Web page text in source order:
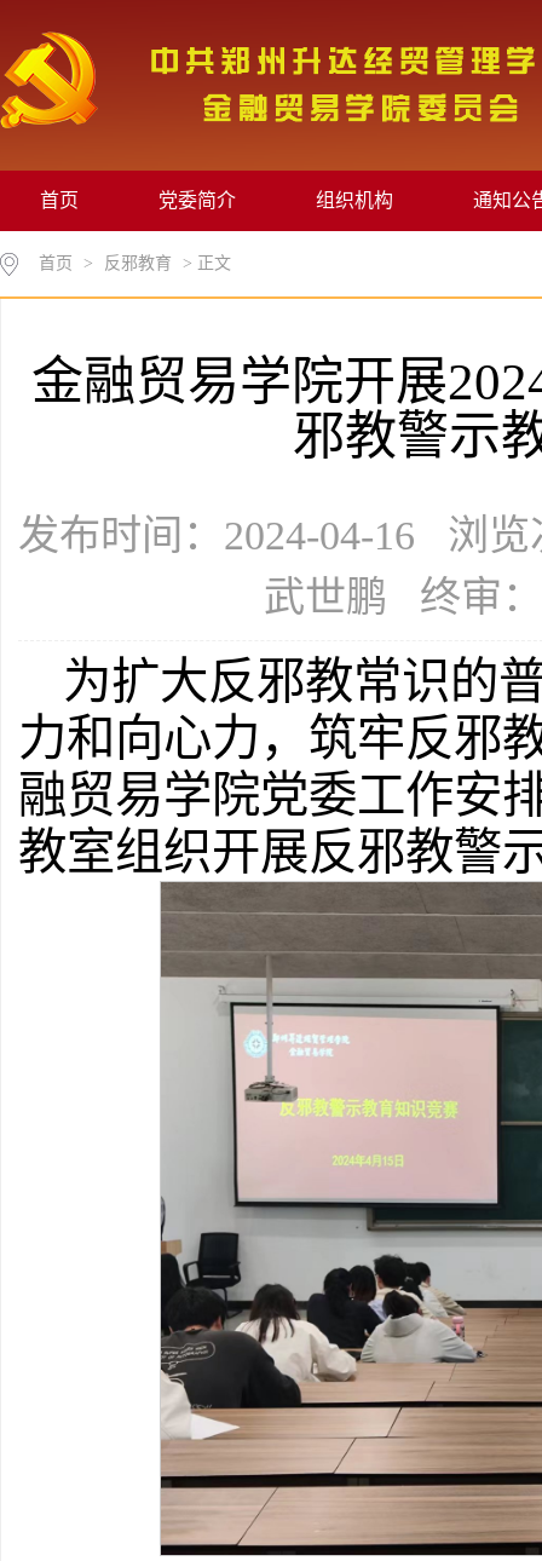
首页 党委简介 组织机构 通知公
首页 > 反邪教育 > 正文
金融贸易学院开展
邪教警示
发布时间：2024-04-16 浏览
武世鹏 终审
为扩大反邪教常识的
力和向心力，筑牢反邪
融贸易学院党委工作安
教室组织开展反邪教警